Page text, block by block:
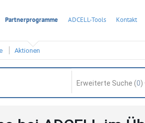
Partnerprogramme ADCELL-Tools Kontakt
Aktionen
Erweiterte Suche (0)